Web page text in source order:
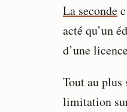
La seconde
acté qu’un
d’une
Tout au plus
limitation